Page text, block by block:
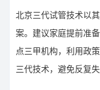
北京三代试管技术以
案。建议家庭提前准
点三甲机构，利用政
三代技术，避免反复